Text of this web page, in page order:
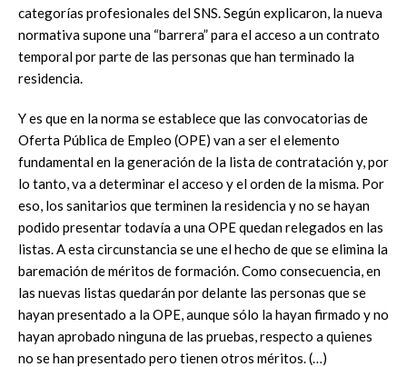
categorías profesionales del SNS. Según explicaron, la nueva
normativa supone una “barrera” para el acceso a un contrato
temporal por parte de las personas que han terminado la
residencia.
Y es que en la norma se establece que las convocatorias de
Oferta Pública de Empleo (OPE) van a ser el elemento
fundamental en la generación de la lista de contratación y, por
lo tanto, va a determinar el acceso y el orden de la misma. Por
eso, los sanitarios que terminen la residencia y no se hayan
podido presentar todavía a una OPE quedan relegados en las
listas. A esta circunstancia se une el hecho de que se elimina la
baremación de méritos de formación. Como consecuencia, en
las nuevas listas quedarán por delante las personas que se
hayan presentado a la OPE, aunque sólo la hayan firmado y no
hayan aprobado ninguna de las pruebas, respecto a quienes
no se han presentado pero tienen otros méritos. (…)